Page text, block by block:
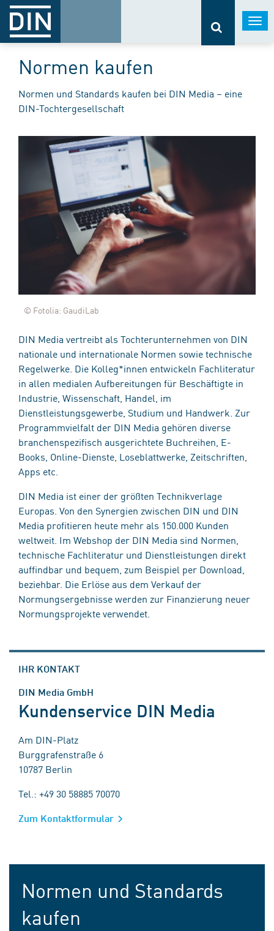
Normen kaufen
Normen und Standards kaufen bei DIN Media – eine
DIN-Tochtergesellschaft
© Fotolia: GaudiLab
DIN Media vertreibt als Tochterunternehmen von DIN
nationale und internationale Normen sowie technische
Regelwerke. Die Kolleg*innen entwickeln Fachliteratur
in allen medialen Aufbereitungen für Beschäftigte in
Industrie, Wissenschaft, Handel, im
Dienstleistungsgewerbe, Studium und Handwerk. Zur
Programmvielfalt der DIN Media gehören diverse
branchenspezifisch ausgerichtete Buchreihen, E-
Books, Online-Dienste, Loseblattwerke, Zeitschriften,
Apps etc.
DIN Media ist einer der größten Technikverlage
Europas. Von den Synergien zwischen DIN und DIN
Media profitieren heute mehr als 150.000 Kunden
weltweit. Im Webshop der DIN Media sind Normen,
technische Fachliteratur und Dienstleistungen direkt
auffindbar und bequem, zum Beispiel per Download,
beziehbar. Die Erlöse aus dem Verkauf der
Normungsergebnisse werden zur Finanzierung neuer
Normungsprojekte verwendet.
IHR KONTAKT
DIN Media GmbH
Kundenservice DIN Media
Am DIN-Platz
Burggrafenstraße 6
10787 Berlin
Tel.: +49 30 58885 70070
Zum Kontaktformular
Normen und Standards
kaufen